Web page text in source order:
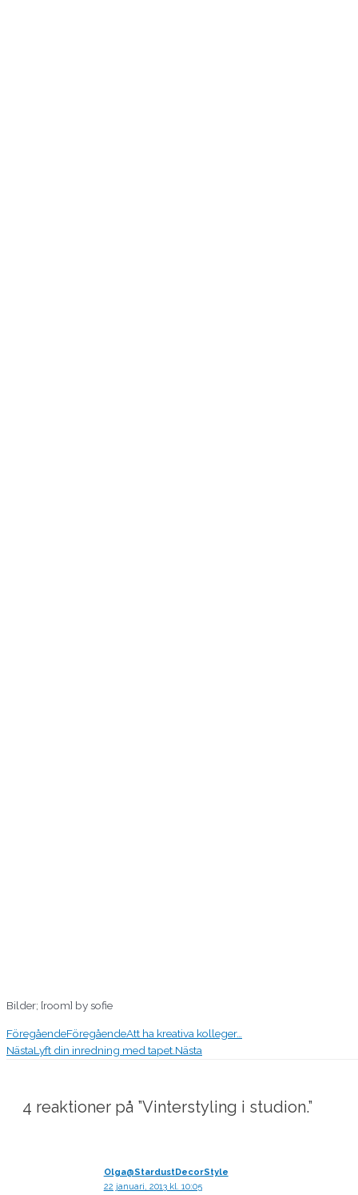
Bilder; [room] by sofie
FöregåendeFöregåendeAtt ha kreativa kolleger…
NästaLyft din inredning med tapet. Nästa
4 reaktioner på ”Vinterstyling i studion.”
Olga@StardustDecorStyle
22 januari, 2013 kl. 10:05